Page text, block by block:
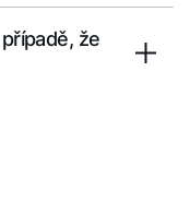
že